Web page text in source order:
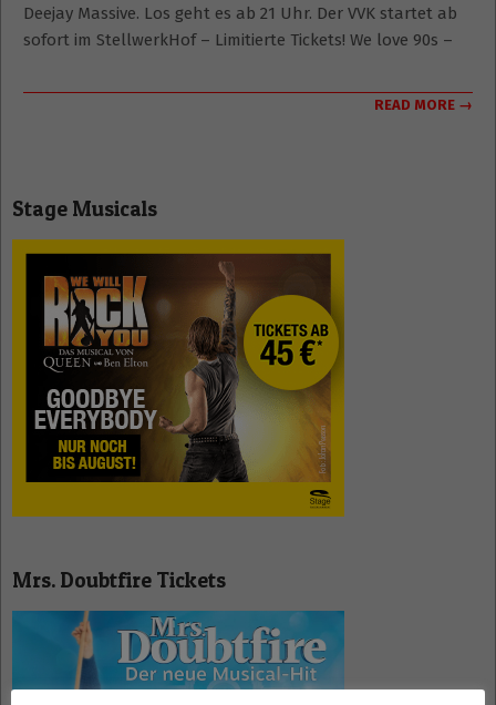
Deejay Massive. Los geht es ab 21 Uhr. Der VVK startet ab
sofort im StellwerkHof – Limitierte Tickets! We love 90s –
READ MORE →
Stage Musicals
Mrs. Doubtfire Tickets